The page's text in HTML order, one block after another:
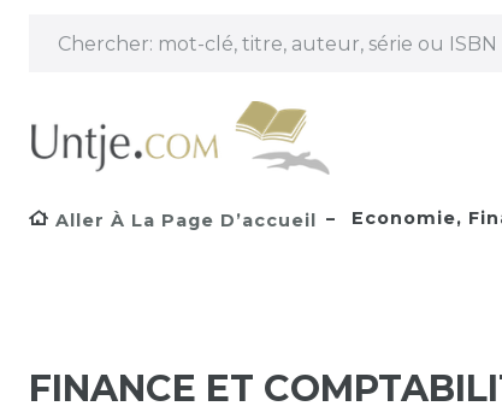
Aller À La Page D’accueil Economie,
FINANCE ET